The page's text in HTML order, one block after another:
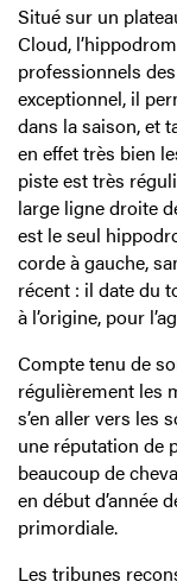
Situé sur un
Cloud,
professionnels
exceptionnel, il
dans la saison, et
en effet très bien
piste est très
large ligne droite
est le seul
corde à gauche,
récent : il date du
à l’origine, pour
Compte tenu de
régulièrement les
s’en aller vers les
une réputation de
beaucoup de
en début d’année
primordiale.
Les tribunes